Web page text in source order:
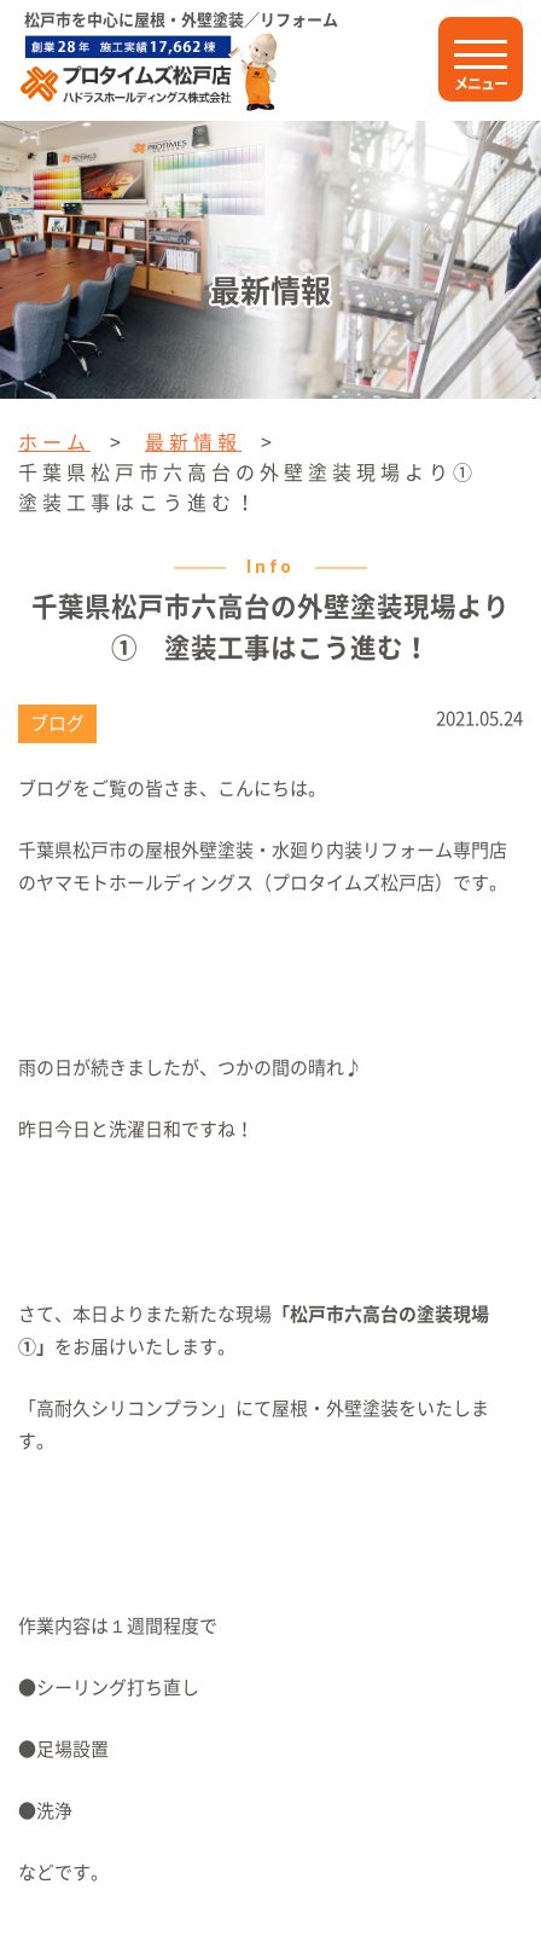
松戸市を中心に屋根・外壁塗装／リフォーム
メニュー
最新情報
ホーム > 最新情報
>
千葉県松戸市六高台の外壁塗装現場より①
塗装工事はこう進む！
Info
千葉県松戸市六高台の外壁塗装現場より
① 塗装工事はこう進む！
ブログ 2021.05.24
ブログをご覧の皆さま、こんにちは。
千葉県松戸市の屋根外壁塗装・水廻り内装リフォーム専門店
のヤマモトホールディングス（プロタイムズ松戸店）です。
雨の日が続きましたが、つかの間の晴れ♪
昨日今日と洗濯日和ですね！
さて、本日よりまた新たな現場 「松戸市六高台の塗装現場
①」 をお届けいたします。
「高耐久シリコンプラン」にて屋根・外壁塗装をいたしま
す。
作業内容は１週間程度で
●シーリング打ち直し
●足場設置
●洗浄
などです。